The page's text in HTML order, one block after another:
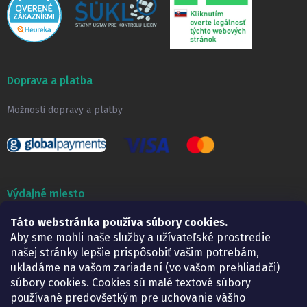
Táto webstránka používa súbory cookies.
Aby sme mohli naše služby a užívateľské prostredie
našej stránky lepšie prispôsobiť vašim potrebám,
ukladáme na vašom zariadení (vo vašom prehliadači)
súbory cookies. Cookies sú malé textové súbory
používané predovšetkým pre uchovanie vášho
Doprava a platba
Možnosti dopravy a platby
Výdajné miesto
Lekáreň ADONAI
Košice – Smetanova 2
Pondelok:
07.30 – 15.30 h.
Utorok:
07.30 – 16.00 h.
Streda:
07.30 – 16.00 h.
Štvrtok:
07.30 – 15.30 h.
Piatok:
07.30 – 15.30 h.